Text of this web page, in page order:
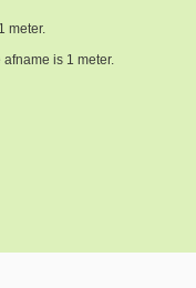
meter.
is 1 meter.